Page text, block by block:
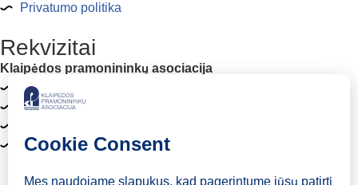
Privatumo politika
Rekvizitai
Klaipėdos pramonininkų asociacija
Asociacijos kodas: 141423752
Liepų g. 68-109, LT-92100 Klaipėda
kpa@kpa.lt